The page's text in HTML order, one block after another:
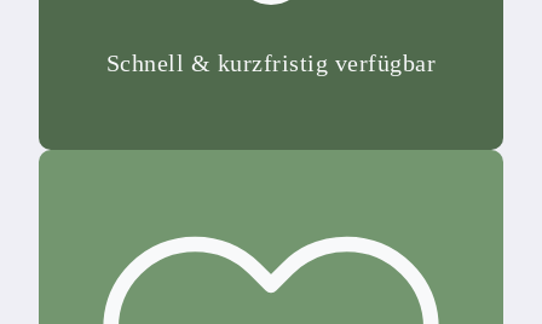
Schnell & kurzfristig verfügbar